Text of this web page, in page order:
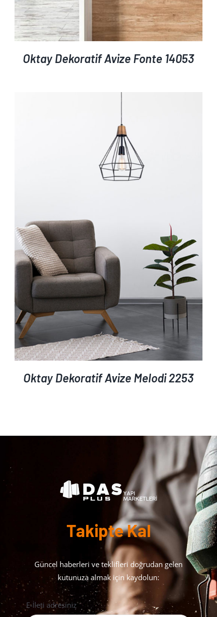
Oktay Dekoratif Avize Fonte 14053
AYRINTILAR
Oktay Dekoratif Avize Melodi 2253
Takipte Kal
Güncel haberleri ve teklifleri doğrudan gelen
kutunuza almak için kaydolun:
E-İleti adresiniz